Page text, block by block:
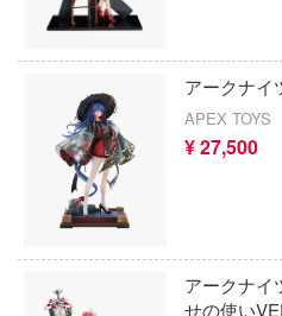
アークナイ
APEX TOYS
¥ 27,500
アークナイ
せの使い
カー
ガー
機甲
察パトレイバー
ツ・アイ
艦ナデシコ
ャージョウ